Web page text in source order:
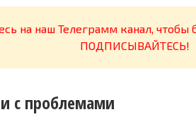
на наш Телеграмм канал, чтобы
ПОДПИСЫВАЙТЕСЬ!
с проблемами